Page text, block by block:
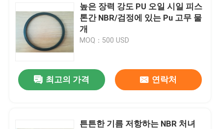
높은 장력 강도 PU 오일 시일 피스
톤간 NBR/검정에 있는 Pu 고무 물
개
MOQ：500 USD
최고의 가격 연락처
튼튼한 기름 저항하는 NBR 처녀